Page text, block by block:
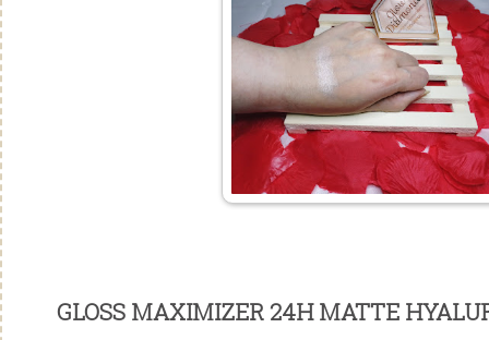
GLOSS MAXIMIZER 24H MATTE